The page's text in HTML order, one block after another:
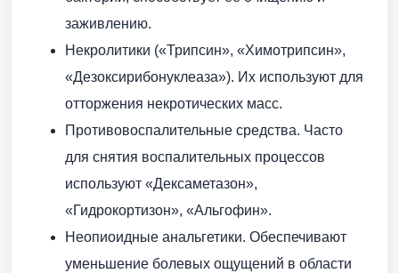
заживлению.
Некролитики («Трипсин», «Химотрипсин»,
«Дезоксирибонуклеаза»). Их используют для
отторжения некротических масс.
Противовоспалительные средства. Часто
для снятия воспалительных процессов
используют «Дексаметазон»,
«Гидрокортизон», «Альгофин».
Неопиоидные анальгетики. Обеспечивают
уменьшение болевых ощущений в области